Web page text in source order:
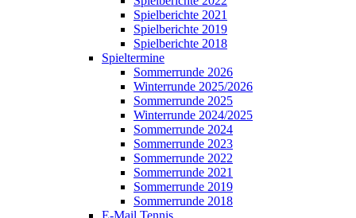
Spielberichte 2021
Spielberichte 2019
Spielberichte 2018
Spieltermine
Sommerrunde 2026
Winterrunde 2025/2026
Sommerrunde 2025
Winterrunde 2024/2025
Sommerrunde 2024
Sommerrunde 2023
Sommerrunde 2022
Sommerrunde 2021
Sommerrunde 2019
Sommerrunde 2018
E-Mail Tennis